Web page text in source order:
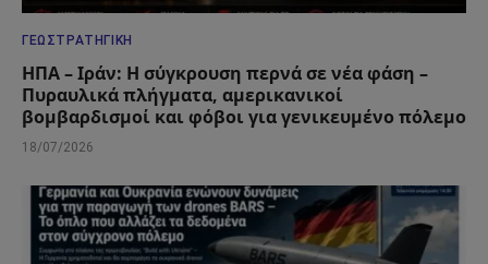
ΓΕΩΣΤΡΑΤΗΓΙΚΉ
ΗΠΑ – Ιράν: Η σύγκρουση περνά σε νέα φάση –
Πυραυλικά πλήγματα, αμερικανικοί
βομβαρδισμοί και φόβοι για γενικευμένο πόλεμο
18/07/2026